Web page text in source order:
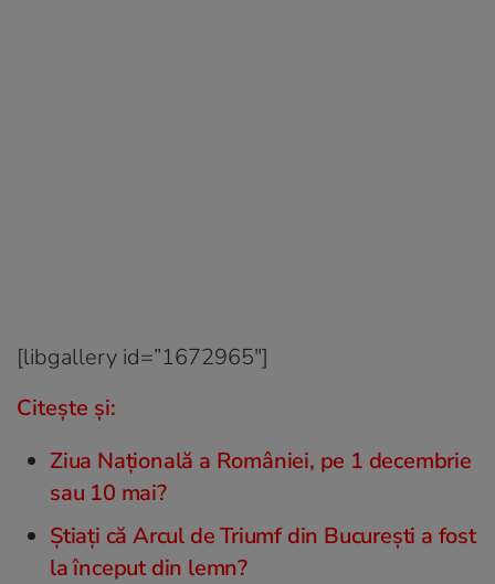
[libgallery id=”1672965″]
Citește și:
Ziua Naţională a României, pe 1 decembrie
sau 10 mai?
Știați că Arcul de Triumf din București a fost
la început din lemn?